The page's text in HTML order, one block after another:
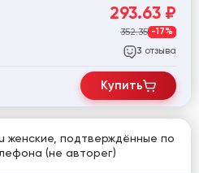
293.63 ₽
352.35 -17%
3 отзыва
Купить
женские, подтверждённые по
(не авторег)